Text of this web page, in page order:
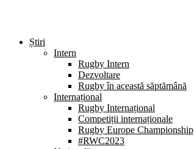
Știri
Intern
Rugby Intern
Dezvoltare
Rugby în această săptămână
Internațional
Rugby Internațional
Competiții internaționale
Rugby Europe Championship
#RWC2023